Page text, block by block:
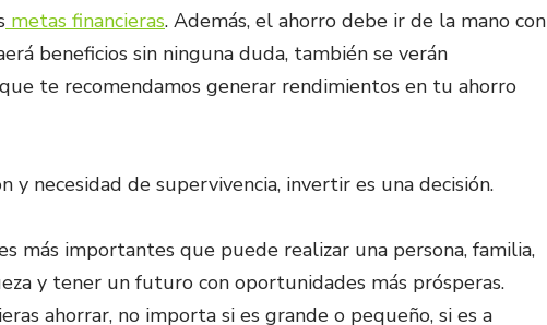
metas financieras. Además, el ahorro debe ir de la mano con
beneficios sin ninguna duda, también se verán
te recomendamos generar rendimientos en tu ahorro
y necesidad de supervivencia, invertir es una decisión.
más importantes que puede realizar una persona, familia,
y tener un futuro con oportunidades más prósperas.
ahorrar, no importa si es grande o pequeño, si es a